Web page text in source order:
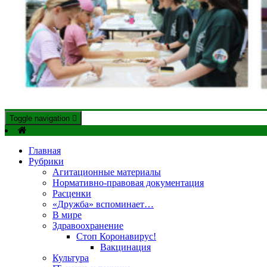
"Дружба" — газета
Официальный сайт газеты "Дружба" Красногвардейского
Toggle navigation
Главная
Рубрики
Агитационные материалы
Нормативно-правовая документация
Расценки
«Дружба» вспоминает…
В мире
Здравоохранение
Стоп Коронавирус!
Вакцинация
Культура